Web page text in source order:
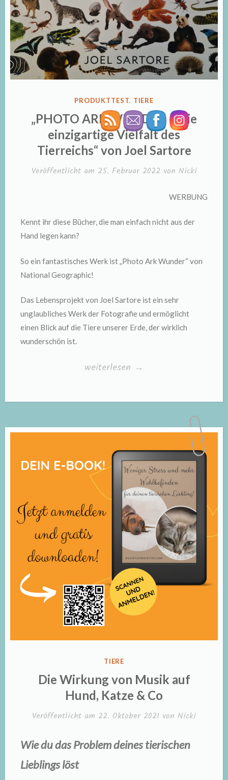
VERÖFFENTLICHT
PRODUKTTEST, TIERE
„PHOTO ARK WUNDER – Die
einzigartige Vielfalt des
Tierreichs“ von Joel Sartore
Veröffentlicht am 25. Februar 2022 von Nicki
WERBUNG
Kennt ihr diese Bücher, die man einfach nicht aus der
Hand legen kann?
So ein fantastisches Werk ist „Photo Ark Wunder“ von
National Geographic!
Das Lebensprojekt von Joel Sartore ist ein sehr
unglaubliches Werk der Fotografie und ermöglicht
einen Blick auf die Tiere unserer Erde, der wirklich
wunderschön ist.
„„PHOTO
WUNDER
Die
einzigartige
Vielfalt
des
Tierreichs“
von
Joel
Sartore“
weiterlesen →
VERÖFFENTLICHT
TIERE
Die Wirkung von Musik auf
Hund, Katze & Co
Veröffentlicht am 22. Oktober 2021 von Nicki
Wie du das Problem deines tierischen
Lieblings löst